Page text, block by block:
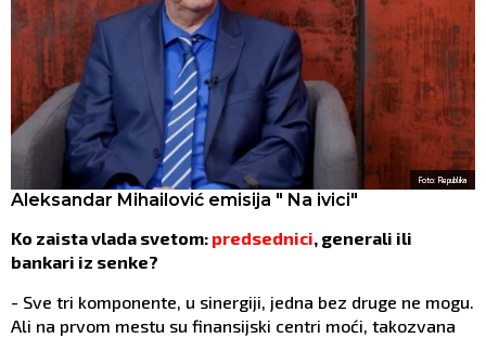
Foto: Republika
Aleksandar Mihailović emisija " Na ivici"
Ko zaista vlada svetom: predsednici, generali ili
bankari iz senke?
- Sve tri komponente, u sinergiji, jedna bez druge ne mogu.
Ali na prvom mestu su finansijski centri moći, takozvana